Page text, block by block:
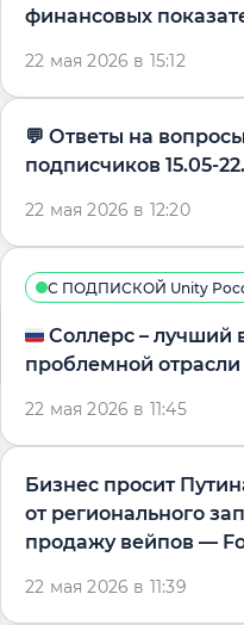
финансовых
22 мая 2026 в 15:12
​​💬 Ответы на вопросы
подписчиков 15.05-
22 мая 2026 в 12:20
С ПОДПИСКОЙ Unity
🇷🇺 Соллерс – лучший
проблемной отрасли
22 мая 2026 в 11:45
Бизнес просит
от регионального
22 мая 2026 в 11:39